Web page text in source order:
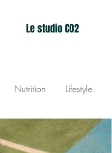
Le studio CO2
Nutrition Lifestyle
Studio CO2